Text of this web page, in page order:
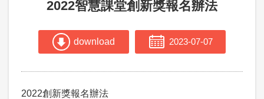
2022智慧課堂創新獎報名辦法
download 2023-07-07
2022創新獎報名辦法